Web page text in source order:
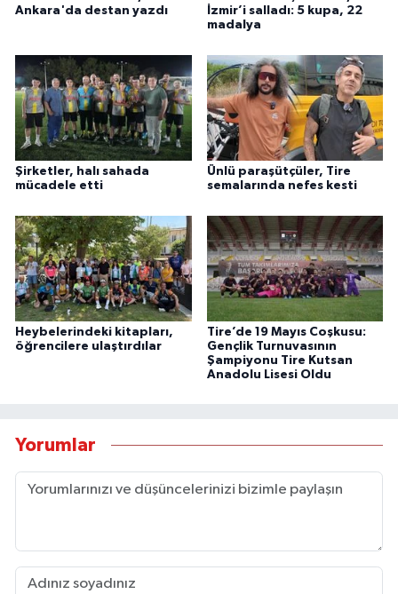
Ankara'da destan yazdı
İzmir’i salladı: 5 kupa, 22
madalya
Şirketler, halı sahada
mücadele etti
Ünlü paraşütçüler, Tire
semalarında nefes kesti
Heybelerindeki kitapları,
öğrencilere ulaştırdılar
Tire’de 19 Mayıs Coşkusu:
Gençlik Turnuvasının
Şampiyonu Tire Kutsan
Anadolu Lisesi Oldu
Yorumlar